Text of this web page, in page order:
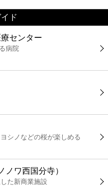
ド
センター
病院
シノなどの桜が楽しめる
ノワ西国分寺）
た新商業施設